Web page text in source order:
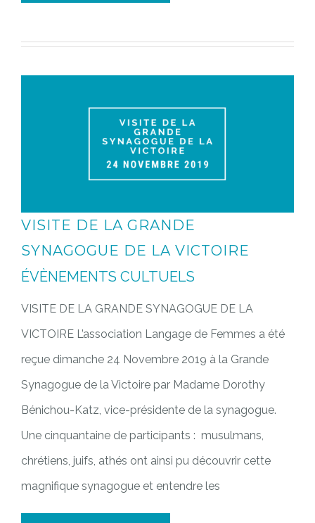
VISITE DE LA GRANDE
SYNAGOGUE DE LA VICTOIRE
ÉVÈNEMENTS CULTUELS
VISITE DE LA GRANDE SYNAGOGUE DE LA
VICTOIRE L’association Langage de Femmes a été
reçue dimanche 24 Novembre 2019 à la Grande
Synagogue de la Victoire par Madame Dorothy
Bénichou-Katz, vice-présidente de la synagogue.
Une cinquantaine de participants : musulmans,
chrétiens, juifs, athés ont ainsi pu découvrir cette
magnifique synagogue et entendre les